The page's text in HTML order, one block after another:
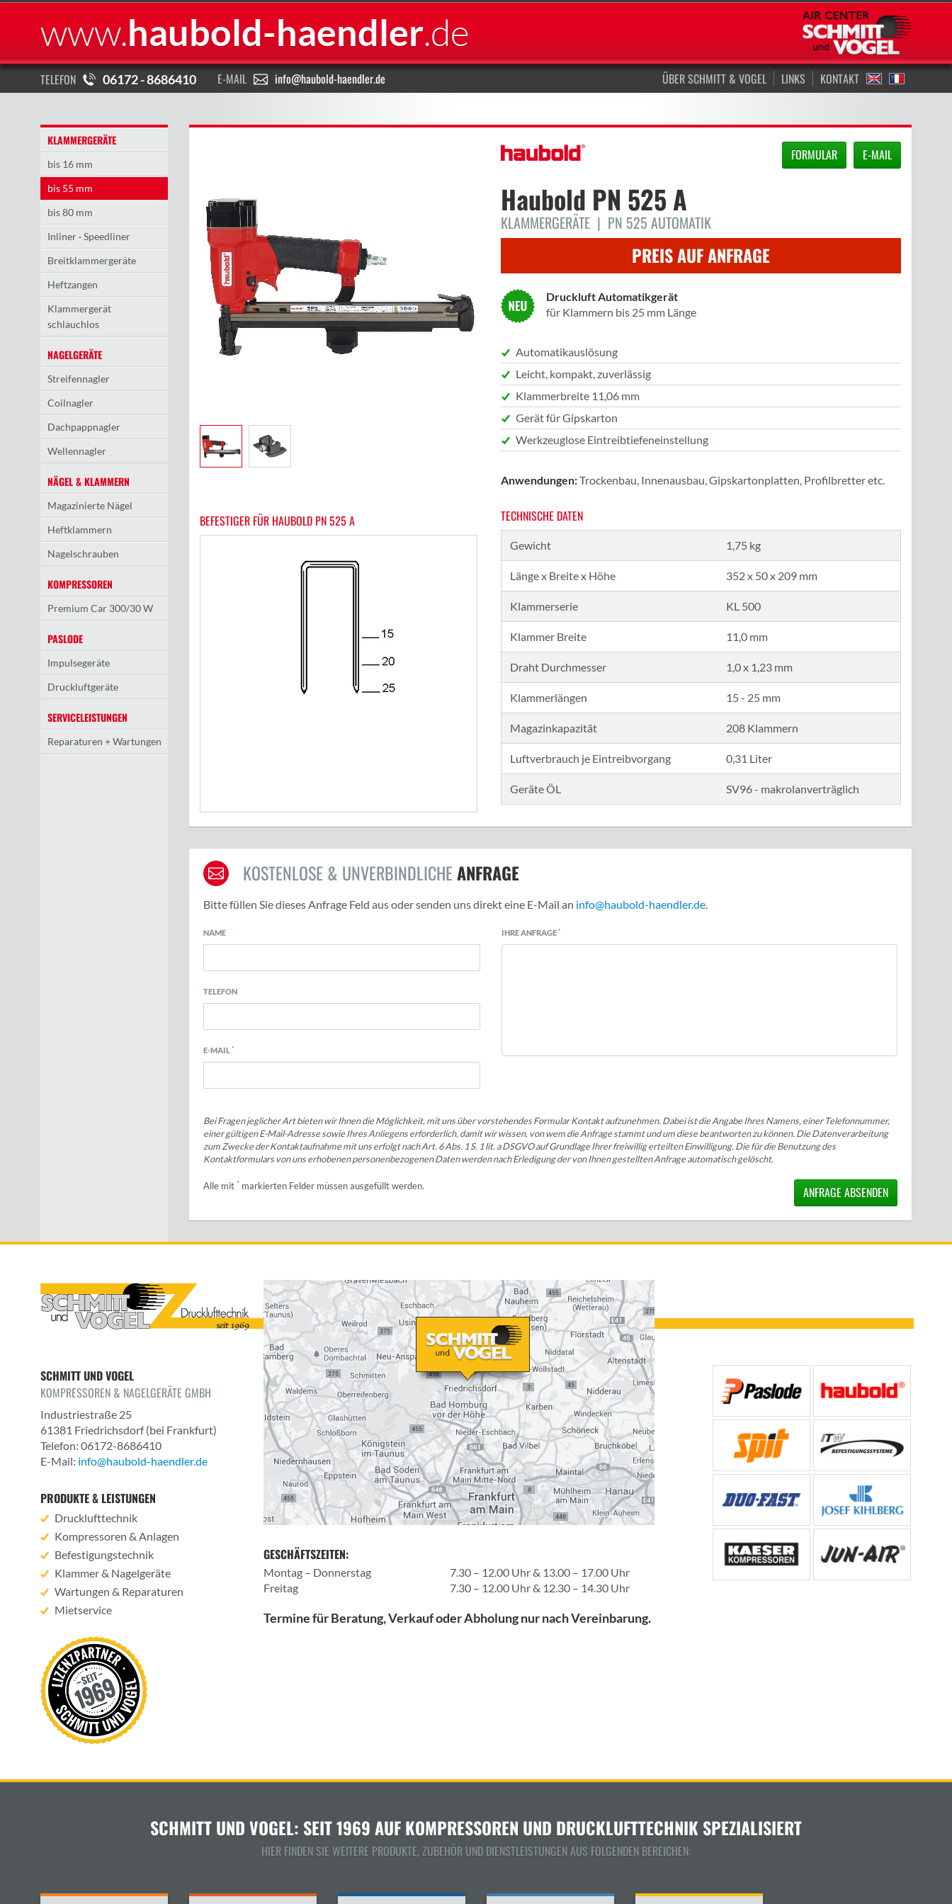
www.haubold-haendler.de
TELEFON 06172 - 8686410 E-MAIL info@haubold-haendler.de ÜBER SCHMITT & VOGEL LINKS KONTAKT
KLAMMERGERÄTE
bis 16 mm
bis 55 mm
bis 80 mm
Inliner · Speedliner
Breitklammergeräte
Heftzangen
Klammergerät
schlauchlos
NAGELGERÄTE
Streifennagler
Coilnagler
Dachpappnagler
Wellennagler
NÄGEL & KLAMMERN
Magazinierte Nägel
Heftklammern
Nagelschrauben
KOMPRESSOREN
Premium Car 300/30 W
PASLODE
Impulsegeräte
Druckluftgeräte
SERVICELEISTUNGEN
Reparaturen + Wartungen
BEFESTIGER FÜR HAUBOLD PN 525 A
E-MAIL
FORMULAR
Haubold PN 525 A
KLAMMERGERÄTE | PN 525 AUTOMATIK
PREIS AUF ANFRAGE
Druckluft Automatikgerät
für Klammern bis 25 mm Länge
Automatikauslösung
Leicht, kompakt, zuverlässig
Klammerbreite 11,06 mm
Gerät für Gipskarton
Werkzeuglose Eintreibtiefeneinstellung
Anwendungen:Trockenbau, Innenausbau, Gipskartonplatten, Profilbretter etc.
TECHNISCHE DATEN
Gewicht 1,75 kg
Länge x Breite x Höhe 352 x 50 x 209 mm
Klammerserie KL 500
Klammer Breite 11,0 mm
Draht Durchmesser 1,0 x 1,23 mm
Klammerlängen 15 - 25 mm
Magazinkapazität 208 Klammern
Luftverbrauch je Eintreibvorgang 0,31 Liter
Geräte ÖL SV96 - makrolanverträglich
KOSTENLOSE & UNVERBINDLICHEANFRAGE
Bitte füllen Sie dieses Anfrage Feld aus oder senden uns direkt eine E-Mail an info@haubold-haendler.de.
NAME
TELEFON
E-MAIL *
IHRE ANFRAGE *
Bei Fragen jeglicher Art bieten wir Ihnen die Möglichkeit, mit uns über vorstehendes Formular Kontakt aufzunehmen. Dabei ist die Angabe Ihres Namens, einer Telefonnummer,
einer gültigen E-Mail-Adresse sowie Ihres Anliegens erforderlich, damit wir wissen, von wem die Anfrage stammt und um diese beantworten zu können. Die Datenverarbeitung
zum Zwecke der Kontaktaufnahme mit uns erfolgt nach Art. 6 Abs. 1 S. 1 lit. a DSGVO auf Grundlage Ihrer freiwillig erteilten Einwilligung. Die für die Benutzung des
Kontaktformulars von uns erhobenen personenbezogenen Daten werden nach Erledigung der von Ihnen gestellten Anfrage automatisch gelöscht.
Alle mit * markierten Felder müssen ausgefüllt werden. ANFRAGE ABSENDEN
SCHMITT UND VOGEL
KOMPRESSOREN & NAGELGERÄTE GMBH
Industriestraße 25
61381 Friedrichsdorf(bei Frankfurt)
Telefon: 06172-8686410
E-Mail: info@haubold-haendler.de
PRODUKTE & LEISTUNGEN
Drucklufttechnik
Kompressoren & Anlagen
Befestigungstechnik
Klammer & Nagelgeräte
Wartungen & Reparaturen
Mietservice
GESCHÄFTSZEITEN:
Montag – Donnerstag
7.30 – 12.00 Uhr & 13.00 – 17.00 Uhr
Freitag
7.30 – 12.00 Uhr & 12.30 – 14.30 Uhr
Termine für Beratung, Verkauf oder Abholung nur nach Vereinbarung.
SCHMITT UND VOGEL: SEIT 1969 AUF KOMPRESSOREN UND DRUCKLUFTTECHNIK SPEZIALISIERT
HIER FINDEN SIE WEITERE PRODUKTE, ZUBEHÖR UND DIENSTLEISTUNGEN AUS FOLGENDEN BEREICHEN: